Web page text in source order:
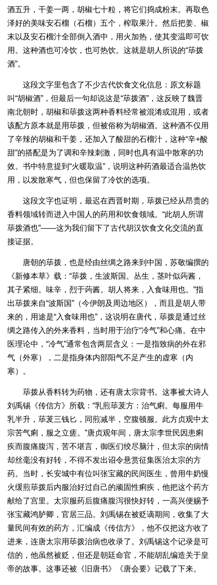
酒五升，干姜一两，胡椒七十粒，将它们捣成粉末。再取色
泽好的美味安石榴（石榴）五个，榨取果汁。然后把姜、椒
末以及安石榴汁全部倒入酒中，用火加热，使其变温即可饮
用。这种酒也可冷饮，也可热饮。这就是胡人所说的“荜拨
酒”。
这段文字里包含了不少古代饮食文化信息：原文标题
叫“胡椒酒”，但最后一句却说这是“荜拨酒”，这反映了魏晋
南北朝时，胡椒和荜拨这两种香料经常被混淆或混用，或者
该配方原本就是用荜拨，但被俗称为胡椒酒。这种酒不仅用
了辛辣的胡椒和干姜，还加入了酸甜的石榴汁，这种“辛+酸
甜”的搭配是为了调和辛辣刺激，同时也具有温中散寒的功
效。书中特意提到“火暖取温”，说明这种药酒最适合温热饮
用，以发散寒气，但也保留了冷饮的选项。
这段文字也证明，最迟在西晋时期，荜拨已经从昂贵的
香料领域转而进入中国人的药用和饮食领域。“此胡人所谓
荜拨酒也”——这为我们留下了古代胡汉饮食文化交流的直
接证据。
唐朝的荜拨，也是经由丝绸之路来到中国，苏敬编撰的
《新修本草》载：“荜拨，生波斯国。丛生，茎叶似蒟酱，
其子紧细。味辛，烈于蒟酱。胡人将来，入食味用也。”指
出荜拨来自“波斯国”（今伊朗及周边地区），而且是胡人带
来的，用途是“入食味用也”，这说明在唐代，荜拨是通过丝
绸之路传入的外来香料，当时用于治疗“冷气”和心痛。在中
医理论中，“冷气”通常包含两层含义：一是指致病的外在邪
气（外寒），二是指身体内部阳气不足产生的虚寒（内
寒）。
荜拨从香料转为药物，还有唐太宗背书。这事被大诗人
刘禹锡《传信方》所载：“乳煎荜茇方：治气痢。每服用牛
乳半升，荜茇三钱匕，同煎减半，空腹顿服。此方贞观中太
宗苦气痢，服之立瘥。”唐贞观年间，唐太宗李世民因患痢
疾而腹痛腹泻，苦不堪言，御医们绞尽脑汁，但太宗的病情
却丝毫没有好转，不得不发出诏令悬赏征集医治太宗的方
药。当时，长安城中有位叫张宝藏的民间医生，曾用牛奶慢
火缓煎荜拨后内服治好过自己的顽固性痢疾，他把这个药方
献给了宫里。太宗服药后腹痛腹泻很快好转，一高兴便赐予
张宝藏鸿胪卿，官居三品。刘禹锡在被贬谪期间，收集了大
量民间有效的药方，汇编成《传信方》，他不仅把这方收了
进来，连唐太宗用荜拨治病也收录了。刘禹锡这个记录是可
信的，他虽然被贬，但还是朝廷命官，不能胡乱编造关于皇
帝的故事。这事还被《旧唐书》《唐会要》记载了下来。